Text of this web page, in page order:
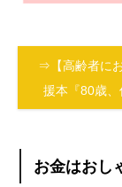
⇒【高齢者に
援本『80歳、
お金はおし